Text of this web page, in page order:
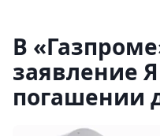
В
заявление
погашении